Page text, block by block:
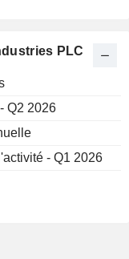
PLC
Q2 2026
- Q1 2026